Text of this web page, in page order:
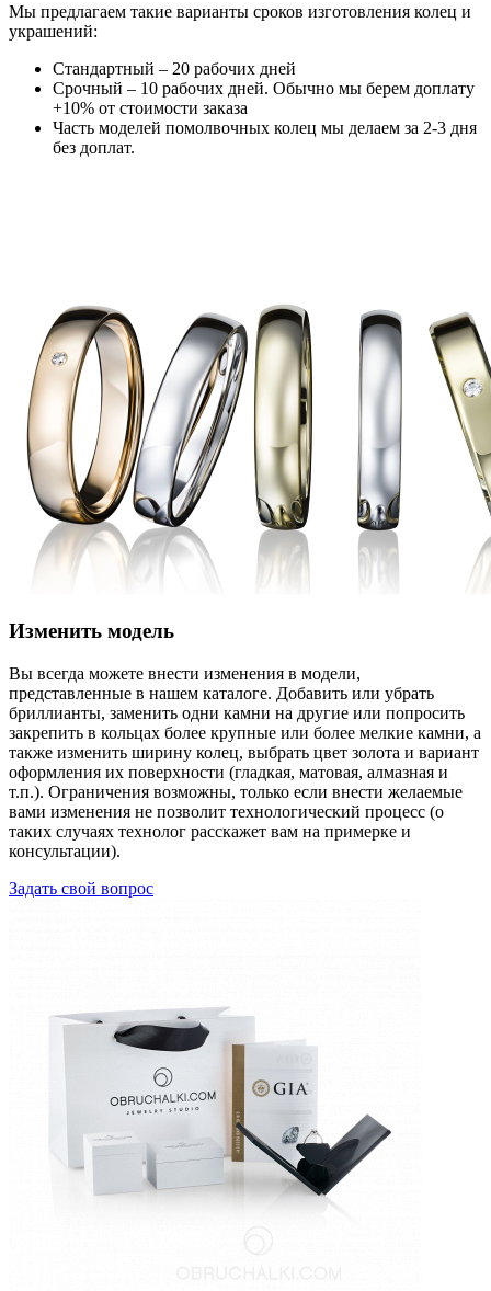
Мы предлагаем такие варианты сроков изготовления колец и
украшений:
Стандартный – 20 рабочих дней
Срочный – 10 рабочих дней. Обычно мы берем доплату
+10% от стоимости заказа
Часть моделей помолвочных колец мы делаем за 2-3 дня
без доплат.
Изменить модель
Вы всегда можете внести изменения в модели,
представленные в нашем каталоге. Добавить или убрать
бриллианты, заменить одни камни на другие или попросить
закрепить в кольцах более крупные или более мелкие камни, а
также изменить ширину колец, выбрать цвет золота и вариант
оформления их поверхности (гладкая, матовая, алмазная и
т.п.). Ограничения возможны, только если внести желаемые
вами изменения не позволит технологический процесс (о
таких случаях технолог расскажет вам на примерке и
консультации).
Задать свой вопрос